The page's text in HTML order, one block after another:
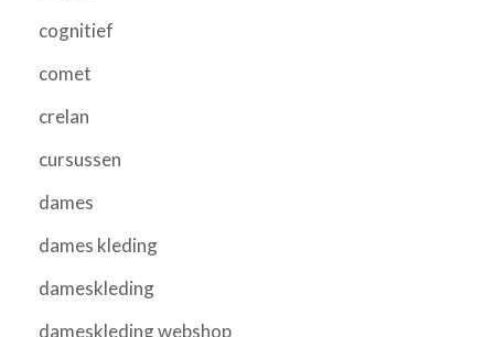
cognitief
comet
crelan
cursussen
dames
dames kleding
dameskleding
dameskleding webshop